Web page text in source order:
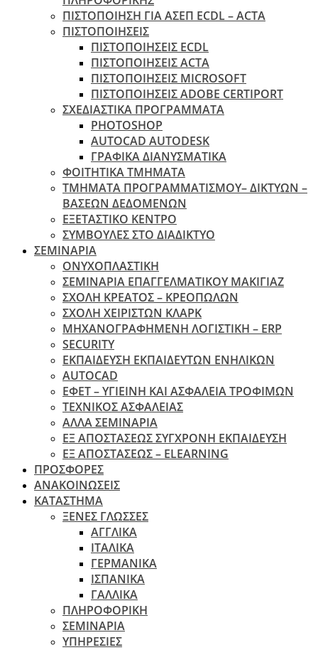
ΠIΣΤΟΠΟΙΗΣΗ ΓΙΑ ΑΣΕΠ ECDL – ACTA
ΠΙΣΤΟΠΟΙΗΣΕΙΣ
ΠΙΣΤΟΠΟΙΗΣΕΙΣ ECDL
ΠΙΣΤΟΠΟΙΗΣΕΙΣ ACTA
ΠΙΣΤΟΠΟΙΗΣΕΙΣ MICROSOFT
ΠΙΣΤΟΠΟΙΗΣΕΙΣ ADOBE CERTIPORT
ΣΧΕΔΙΑΣΤΙΚΑ ΠΡΟΓΡΑΜΜΑΤΑ
PHOTOSHOP
AUTOCAD AUTODESK
ΓΡΑΦΙΚΑ ΔΙΑΝΥΣΜΑΤΙΚΑ
ΦΟΙΤΗΤΙΚΑ ΤΜΗΜΑΤΑ
ΤΜΗΜΑΤΑ ΠΡΟΓΡΑΜΜΑΤΙΣΜΟΥ– ΔΙΚΤΥΩΝ –
ΒΑΣΕΩΝ ΔΕΔΟΜΕΝΩΝ
ΕΞΕΤΑΣΤΙΚΟ ΚΕΝΤΡΟ
ΣΥΜΒΟΥΛΕΣ ΣΤΟ ΔΙΑΔΙΚΤΥΟ
ΣΕΜΙΝΑΡΙΑ
ΟΝΥΧΟΠΛΑΣΤΙΚΗ
ΣΕΜΙΝΑΡΙΑ ΕΠΑΓΓΕΛΜΑΤΙΚΟΥ ΜΑΚΙΓΙΑΖ
ΣΧΟΛΗ ΚΡΕΑΤΟΣ – ΚΡΕΟΠΩΛΩΝ
ΣΧΟΛΗ ΧΕΙΡΙΣΤΩΝ ΚΛΑΡΚ
ΜΗΧΑΝΟΓΡΑΦΗΜΕΝΗ ΛΟΓΙΣΤΙΚΗ – ERP
SECURITY
ΕΚΠΑΙΔΕΥΣΗ ΕΚΠΑΙΔΕΥΤΩΝ ΕΝΗΛΙΚΩΝ
ΑUTOCAD
ΕΦΕΤ – ΥΓΙΕΙΝΗ ΚΑΙ ΑΣΦΑΛΕΙΑ ΤΡΟΦΙΜΩΝ
ΤΕΧΝΙΚΟΣ ΑΣΦΑΛΕΙΑΣ
ΆΛΛΑ ΣΕΜΙΝΑΡΙΑ
EΞ ΑΠΟΣΤΑΣΕΩΣ ΣΥΓΧΡΟΝΗ ΕΚΠΑΙΔΕΥΣΗ
ΕΞ ΑΠΟΣΤΑΣΕΩΣ – ELEARNING
ΠΡΟΣΦΟΡΕΣ
ΑΝΑΚΟΙΝΩΣΕΙΣ
ΚΑΤΑΣΤΗΜΑ
ΞΕΝΕΣ ΓΛΩΣΣΕΣ
ΑΓΓΛΙΚΑ
ΙΤΑΛΙΚΑ
ΓΕΡΜΑΝΙΚΑ
ΙΣΠΑΝΙΚΑ
ΓΑΛΛΙΚΑ
ΠΛΗΡΟΦΟΡΙΚΗ
ΣΕΜΙΝΑΡΙΑ
ΥΠΗΡΕΣΙΕΣ